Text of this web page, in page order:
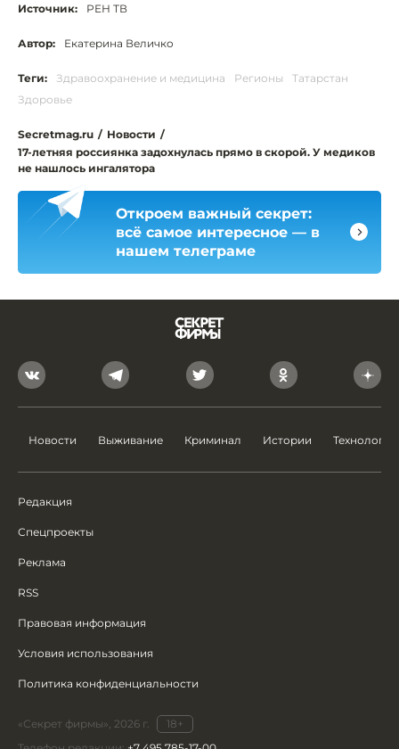
Источник: РЕН ТВ
Автор: Екатерина Величко
Теги: Здравоохранение и медицина Регионы
Татарстан
Здоровье
Secretmag.ru / Новости /
17-летняя россиянка задохнулась прямо в скорой. У медиков
не нашлось ингалятора
Откроем важный секрет:
всё самое интересное — в
нашем телеграме
Новости Выживание Криминал Истории Технологии
Редакция
Спецпроекты
Реклама
RSS
Правовая информация
Условия использования
Политика конфиденциальности
«Секрет фирмы», 2026 г.
18+